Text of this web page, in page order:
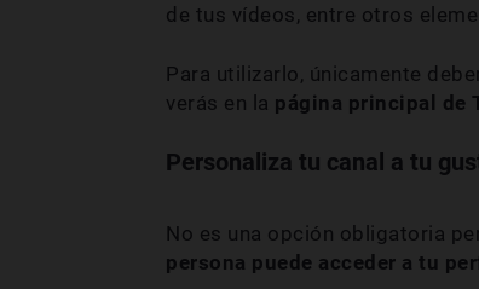
de tus vídeos, entre otros
Para utilizarlo, únicamente
verás en la página principal de
Personaliza tu canal a tu
No es una opción obligatoria
persona puede acceder a tu